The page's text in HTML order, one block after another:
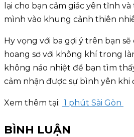
lại cho bạn cảm giác yên tĩnh
mình vào khung cảnh thiên
Hy vọng với ba gợi ý trên bạn
hoang sơ với không khí trong
không náo nhiệt để bạn tìm
cảm nhận được sự bình yên khi
Xem thêm tại: 1 phút Sài Gòn
BÌNH LUẬN